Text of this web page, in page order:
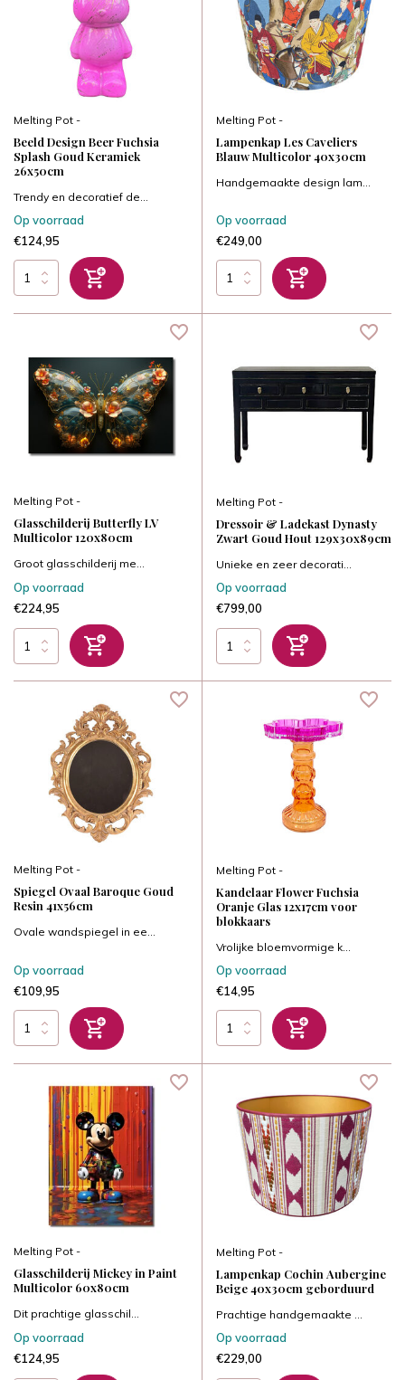
Melting Pot -
Beeld Design Beer Fuchsia
Splash Goud Keramiek
26x50cm
Trendy en decoratief de...
Op voorraad
€124,95
Melting Pot -
Lampenkap Les Caveliers
Blauw Multicolor 40x30cm
Handgemaakte design lam...
Op voorraad
€249,00
Melting Pot -
Glasschilderij Butterfly LV
Multicolor 120x80cm
Groot glasschilderij me...
Op voorraad
€224,95
Melting Pot -
Dressoir & Ladekast Dynasty
Zwart Goud Hout 129x30x89cm
Unieke en zeer decorati...
Op voorraad
€799,00
Melting Pot -
Spiegel Ovaal Baroque Goud
Resin 41x56cm
Ovale wandspiegel in ee...
Op voorraad
€109,95
Melting Pot -
Kandelaar Flower Fuchsia
Oranje Glas 12x17cm voor
blokkaars
Vrolijke bloemvormige k...
Op voorraad
€14,95
Melting Pot -
Glasschilderij Mickey in Paint
Multicolor 60x80cm
Dit prachtige glasschil...
Op voorraad
€124,95
Melting Pot -
Lampenkap Cochin Aubergine
Beige 40x30cm geborduurd
Prachtige handgemaakte ...
Op voorraad
€229,00